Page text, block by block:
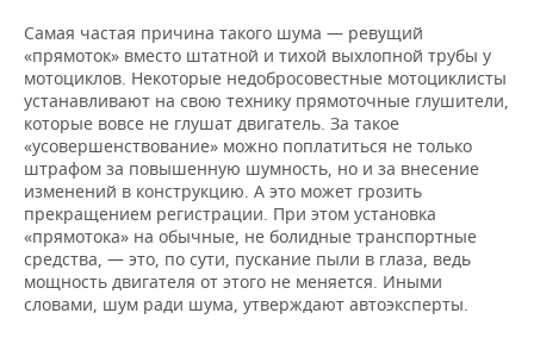
Самая частая причина такого шума — ревущий
«прямоток» вместо штатной и тихой выхлопной трубы у
мотоциклов. Некоторые недобросовестные мотоциклисты
устанавливают на свою технику прямоточные глушители,
которые вовсе не глушат двигатель. За такое
«усовершенствование» можно поплатиться не только
штрафом за повышенную шумность, но и за внесение
изменений в конструкцию. А это может грозить
прекращением регистрации. При этом установка
«прямотока» на обычные, не болидные транспортные
средства, — это, по сути, пускание пыли в глаза, ведь
мощность двигателя от этого не меняется. Иными
словами, шум ради шума, утверждают автоэксперты.